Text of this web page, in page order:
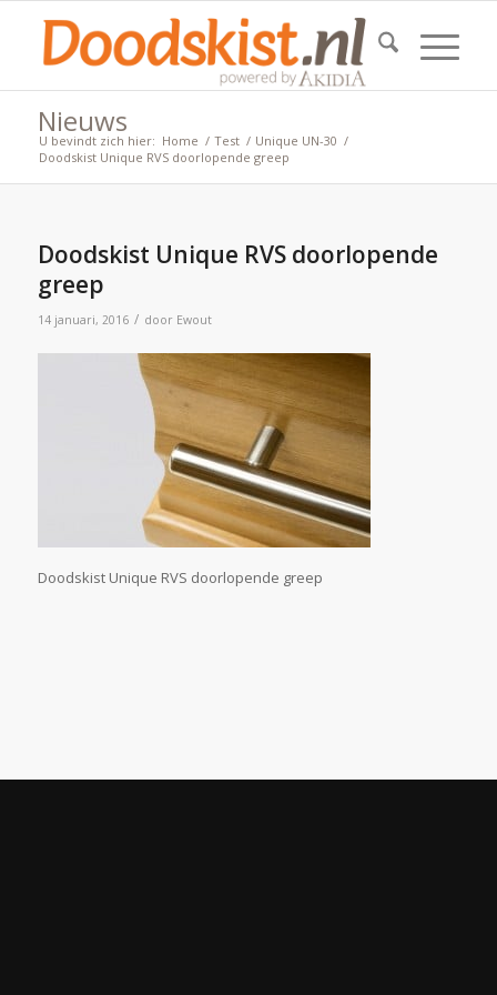
Nieuws
U bevindt zich hier: Home / Test / Unique UN-30 /
Doodskist Unique RVS doorlopende greep
Doodskist Unique RVS doorlopende
greep
14 januari, 2016 / door Ewout
Doodskist Unique RVS doorlopende greep